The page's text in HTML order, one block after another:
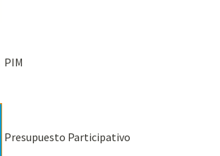
PIM
Presupuesto Participativo